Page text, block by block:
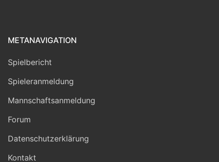
METANAVIGATION
Spielbericht
Spieleranmeldung
Mannschaftsanmeldung
Forum
Datenschutzerklärung
Kontakt